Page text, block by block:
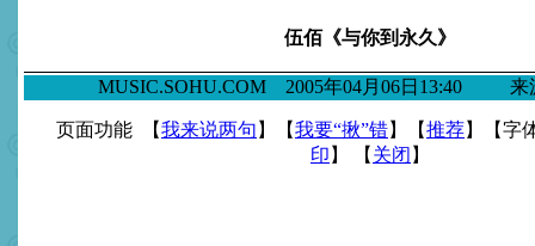
伍佰《与你到永久》
MUSIC.SOHU.COM 2005年04月06日13:40 来
页面功能 【我来说两句 】【我要“揪”错】【推荐】【字
印 】 【 关闭 】